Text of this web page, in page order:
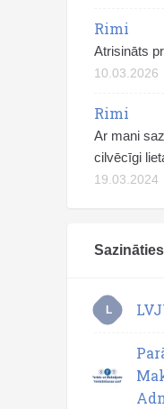
Rimi
Atrisināts
10.03.2026
Rimi
Ar mani
cilvēcīgi
19.03.2024
L